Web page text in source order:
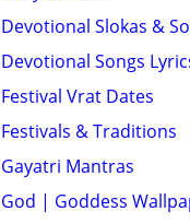
Devotional Slokas &
Devotional Songs
Festival Vrat Dates
Festivals & Traditions
Gayatri Mantras
God | Goddess